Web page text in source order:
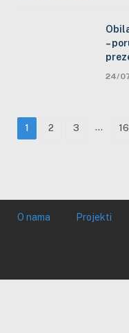
–
24/
1 2 3 …
O nama Projekti